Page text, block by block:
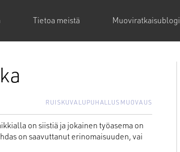
Tietoa meistä Muoviratkaisublogi
PUHALLUSMUOVAUS
RUISKUVALU
on siistiä ja jokainen työasema on
on saavuttanut erinomaisuuden, vai